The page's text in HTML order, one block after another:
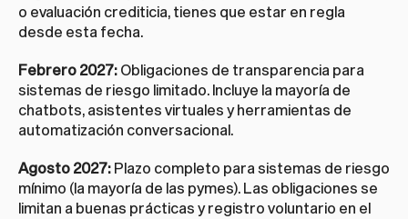
o evaluación crediticia, tienes que estar en regla
desde esta fecha.
Febrero 2027: Obligaciones de transparencia para
sistemas de riesgo limitado. Incluye la mayoría de
chatbots, asistentes virtuales y herramientas de
automatización conversacional.
Agosto 2027: Plazo completo para sistemas de riesgo
mínimo (la mayoría de las pymes). Las obligaciones se
limitan a buenas prácticas y registro voluntario en el